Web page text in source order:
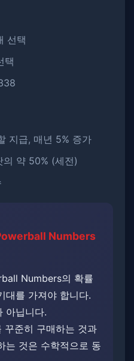
선택
택
지급, 매년 5% 증가
의 약 50% (세전)
Numbers
Numbers의 확률
대를 가져야 합니다.
아닙니다.
꾸준히 구매하는 것과
는 것은 수학적으로 동